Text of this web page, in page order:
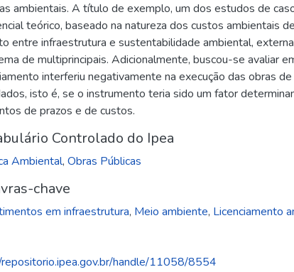
ambientais. A título de exemplo, um dos estudos de
teórico, baseado na natureza dos custos ambientais
entre infraestrutura e sustentabilidade ambiental,
de multiprincipais. Adicionalmente, buscou-se avaliar
interferiu negativamente na execução das obras
isto é, se o instrumento teria sido um fator
de prazos e de custos.
Controlado do Ipea
Ambiental, Obras Públicas
chave
em infraestrutura, Meio ambiente, Licenciamento
handle/11058/8554